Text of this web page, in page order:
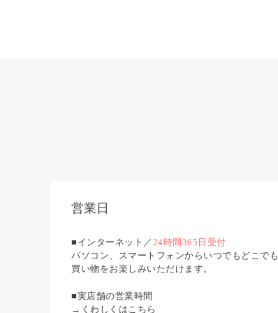
営業日
■インターネット／ 24時間365日受付
パソコン、スマートフォンからいつでもどこでも
買い物をお楽しみいただけます。
■実店舗の営業時間
→くわしくはこちら